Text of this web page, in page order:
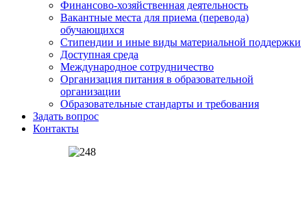
Финансово-хозяйственная деятельность
Вакантные места для приема (перевода)
обучающихся
Стипендии и иные виды материальной поддержки
Доступная среда
Международное сотрудничество
Организация питания в образовательной
организации
Образовательные стандарты и требования
Задать вопрос
Контакты